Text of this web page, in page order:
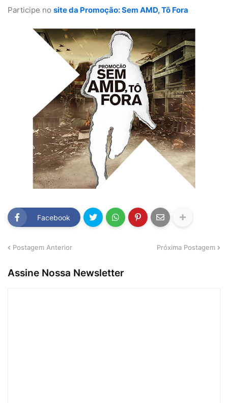
Participe no site da Promoção: Sem AMD, Tô Fora
Facebook
Postagem Anterior Próxima Postagem
Assine Nossa Newsletter